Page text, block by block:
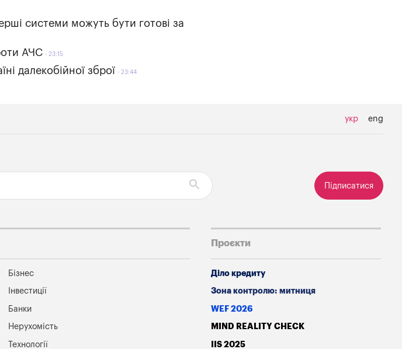
системи можуть бути готові за
АЧС 23:15
далекобійної зброї 23:44
укр eng
Підписатися
Бізнес
Інвестиції
Банки
Нерухомість
Технології
Проєкти
Діло кредиту
Зона контролю: митниця
WEF 2026
MIND REALITY CHECK
IIS 2025